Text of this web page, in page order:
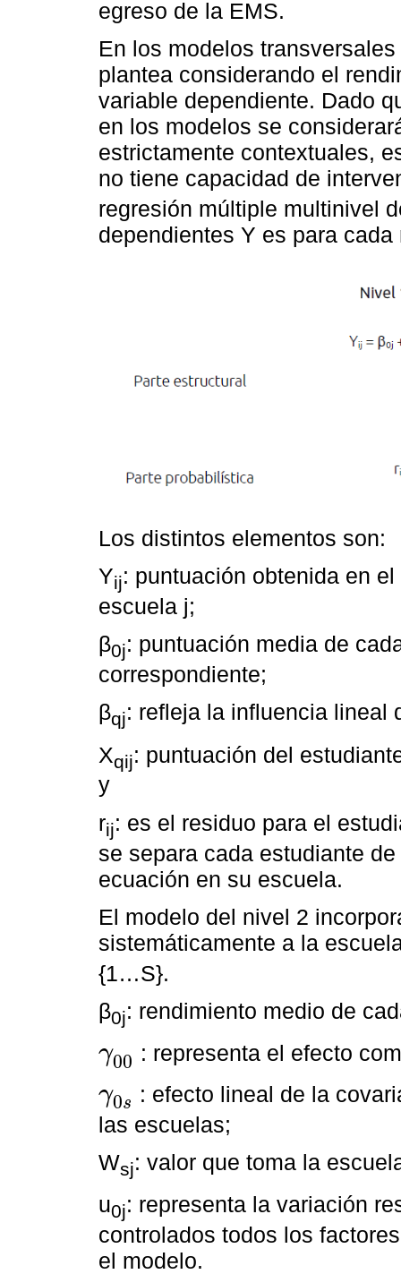
egreso de la EMS.
En los modelos
plantea considerando el
variable dependiente. Dado
en los modelos se
estrictamente contextuales,
no tiene capacidad de
regresión múltiple multinivel
dependientes Y es para cada
Los distintos elementos son:
Yij: puntuación obtenida en
escuela j;
β0j: puntuación media de
correspondiente;
βqj: refleja la influencia lineal
Xqij: puntuación del
y
rij: es el residuo para el
se separa cada estudiante
ecuación en su escuela.
El modelo del nivel 2
sistemáticamente a la
{1…S}.
β0j: rendimiento medio de
γ00
γ 00 : representa el efecto
γ0s
γ 0s
: efecto lineal de la
las escuelas;
Wsj: valor que toma la
u0j: representa la variación
controlados todos los
el modelo.